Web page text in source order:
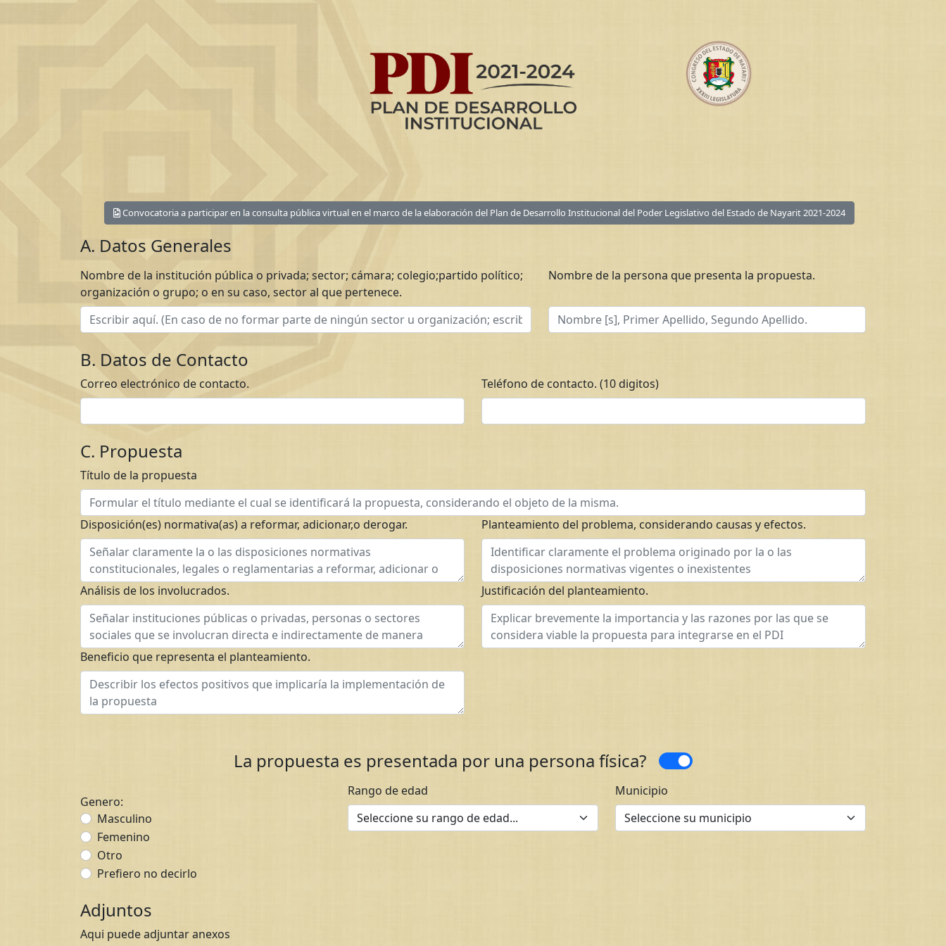
Convocatoria a participar en la consulta pública virtual en el marco de la elaboración del Plan de Desarrollo Institucional del Poder Legislativo del Estado de Nayarit 2021-2024
A. Datos Generales
Nombre de la institución pública o privada; sector; cámara; colegio;partido político;
organización o grupo; o en su caso, sector al que pertenece.
Nombre de la persona que presenta la propuesta.
B. Datos de Contacto
Correo electrónico de contacto. Teléfono de contacto. (10 digitos)
C. Propuesta
Título de la propuesta
Disposición(es) normativa(as) a reformar, adicionar,o derogar. Planteamiento del problema, considerando causas y efectos.
Análisis de los involucrados. Justificación del planteamiento.
Beneficio que representa el planteamiento.
La propuesta es presentada por una persona física?
Genero:
Masculino
Femenino
Otro
Prefiero no decirlo
Rango de edad Municipio
Adjuntos
Aqui puede adjuntar anexos